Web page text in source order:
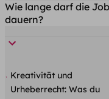
Wie lange darf die
dauern?
Kreativität und
Urheberrecht: Was du